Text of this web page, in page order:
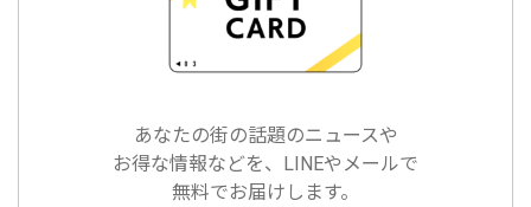
あなたの街の話題のニュースや
お得な情報などを、LINEやメールで
無料でお届けします。